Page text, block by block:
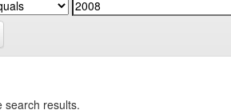
search results.